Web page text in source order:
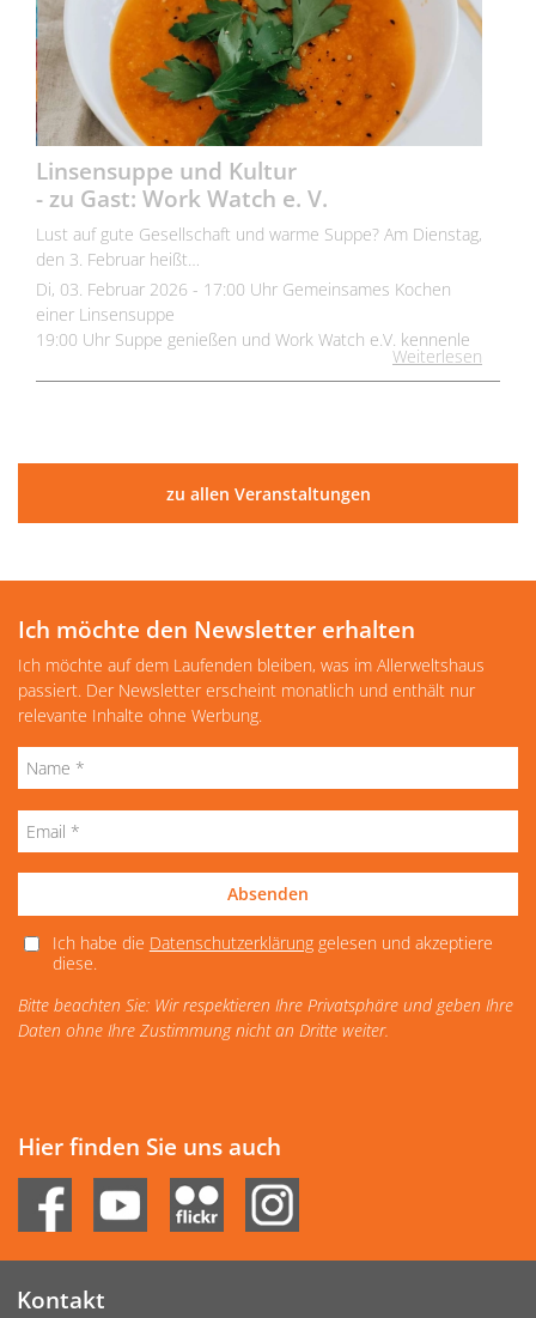
Linsensuppe und Kultur
- zu Gast: Work Watch e. V.
Lust auf gute Gesellschaft und warme Suppe? Am Dienstag,
den 3. Februar heißt…
Di, 03. Februar 2026 - 17:00 Uhr Gemeinsames Kochen
einer Linsensuppe
19:00 Uhr Suppe genießen und Work Watch e.V. kennenle
Weiterlesen
zu allen Veranstaltungen
Ich möchte den Newsletter erhalten
Ich möchte auf dem Laufenden bleiben, was im Allerweltshaus
passiert. Der Newsletter erscheint monatlich und enthält nur
relevante Inhalte ohne Werbung.
Absenden
Ich habe die Datenschutzerklärunggelesen und akzeptiere
diese.
Bitte beachten Sie: Wir respektieren Ihre Privatsphäre und geben Ihre
Daten ohne Ihre Zustimmung nicht an Dritte weiter.
Hier finden Sie uns auch
Kontakt